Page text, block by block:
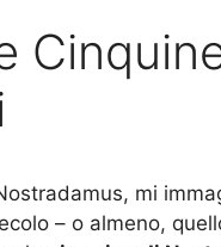
mi
– o almeno,